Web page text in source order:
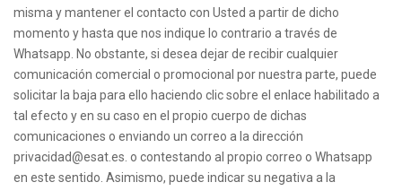
misma y mantener el contacto con Usted a partir de dicho
momento y hasta que nos indique lo contrario a través de
Whatsapp. No obstante, si desea dejar de recibir cualquier
comunicación comercial o promocional por nuestra parte, puede
solicitar la baja para ello haciendo clic sobre el enlace habilitado a
tal efecto y en su caso en el propio cuerpo de dichas
comunicaciones o enviando un correo a la dirección
privacidad@esat.es. o contestando al propio correo o Whatsapp
en este sentido. Asimismo, puede indicar su negativa a la